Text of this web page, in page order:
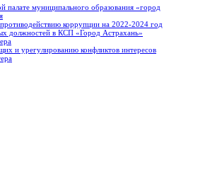
муниципального образования «город
коррупции на 2022-2024 год
должностей в КСП «Город Астрахань»
и урегулированию конфликтов интересов